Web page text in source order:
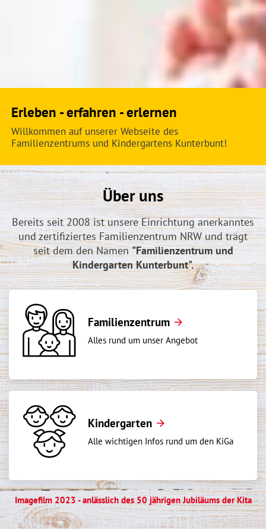
Erleben - erfahren - erlernen
Willkommen auf unserer Webseite des
Familienzentrums und Kindergartens Kunterbunt!
Über uns
Bereits seit 2008 ist unsere Einrichtung anerkanntes
und zertifiziertes Familienzentrum NRW und trägt
seit dem den Namen "Familienzentrum und
Kindergarten Kunterbunt".
Familienzentrum
Alles rund um unser Angebot
Kindergarten
Alle wichtigen Infos rund um den KiGa
Imagefilm 2023 - anlässlich des 50 jährigen Jubiläums der Kita